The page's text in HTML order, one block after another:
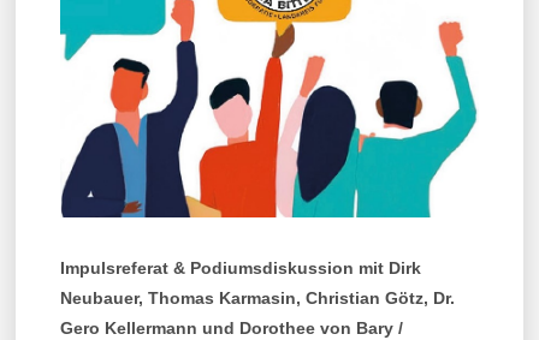
Impulsreferat & Podiumsdiskussion mit Dirk
Neubauer, Thomas Karmasin, Christian Götz, Dr.
Gero Kellermann und Dorothee von Bary /